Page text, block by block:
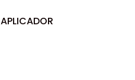
APLICADOR